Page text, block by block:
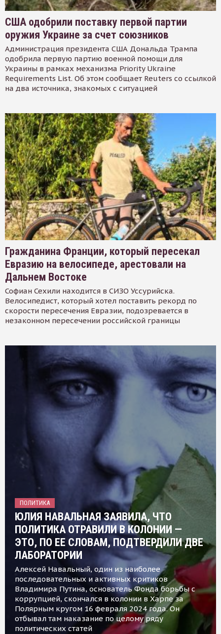
США одобрили поставку первой партии
оружия Украине за счет союзников
Администрация президента США Дональда Трампа
одобрила первую партию военной помощи для
Украины в рамках механизма Priority Ukraine
Requirements List. Об этом сообщает Reuters со ссылкой
на два источника, знакомых с ситуацией
Гражданина Франции, который пересекал
Евразию на велосипеде, арестовали на
Дальнем Востоке
Софиан Сехили находится в СИЗО Уссурийска.
Велосипедист, который хотел поставить рекорд по
скорости пересечения Евразии, подозревается в
незаконном пересечении российской границы
ПОЛИТИКА
ЮЛИЯ НАВАЛЬНАЯ ЗАЯВИЛА, ЧТО
ПОЛИТИКА ОТРАВИЛИ В КОЛОНИИ —
ЭТО, ПО ЕЕ СЛОВАМ, ПОДТВЕРДИЛИ ДВЕ
ЛАБОРАТОРИИ
Алексей Навальный, один из наиболее
последовательных и активных критиков
Владимира Путина, основатель Фонда борьбы с
коррупцией, скончался в колонии в Харпе за
Полярным кругом 16 февраля 2024 года. Он
отбывал там наказание по целому ряду
политических статей